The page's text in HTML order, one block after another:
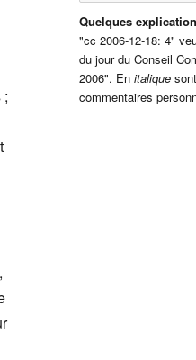
;
:Quelques
"cc 2006-12-18: 4"
du jour du Conseil
2006". Enitalique
commentaires